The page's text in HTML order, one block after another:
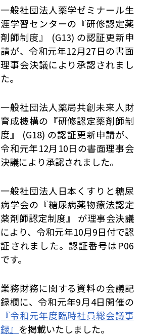
一般社団法人薬学ゼミナール生
涯学習センターの『研修認定薬
剤師制度』 (G13) の認証更新申
請が、令和元年12月27日の書面
理事会決議により承認されまし
た。
一般社団法人薬局共創未来人財
育成機構の『研修認定薬剤師制
度』 (G18) の認証更新申請が、
令和元年12月10日の書面理事会
決議により承認されました。
一般社団法人日本くすりと糖尿
病学会の『糖尿病薬物療法認定
薬剤師認定制度』 が理事会決議
により、令和元年10月9日付で認
証されました。認証番号はP06
です。
業務財務に関する資料の会議記
録欄に、令和元年9月4日開催の
『令和元年度臨時社員総会議事
録』 を掲載いたしました。